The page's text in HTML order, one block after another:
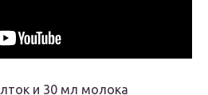
и 30 мл молока